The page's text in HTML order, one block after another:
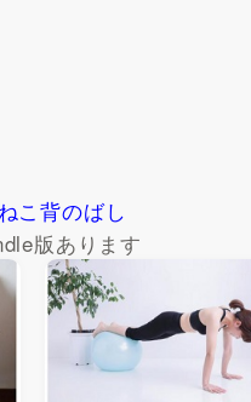
こ背のばし
版あります